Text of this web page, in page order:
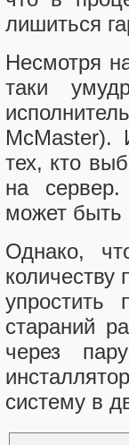
лишиться
Несмотря
таки
McMaster).
тех, кто
на
может быть
Однако,
количеству
упростить
стараний
через
систему в